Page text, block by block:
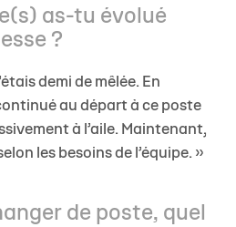
as-tu évolué
?
demi de mêlée. En
au départ à ce poste
à l’aile. Maintenant,
les besoins de l’équipe. »
de poste, quel